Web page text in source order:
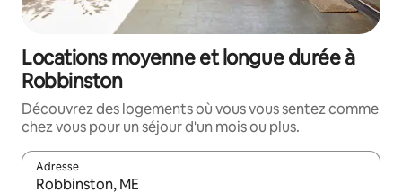
Locations moyenne et longue durée à
Robbinston
Découvrez des logements où vous vous sentez comme
chez vous pour un séjour d'un mois ou plus.
Adresse
Lorsque les résultats s'affichent, utilisez les flèches vers le